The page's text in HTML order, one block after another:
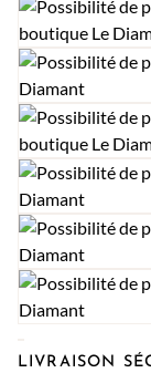
LIVRAISON